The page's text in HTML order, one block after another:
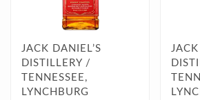
JACK DANIEL’S
DISTILLERY /
TENNESSEE,
LYNCHBURG